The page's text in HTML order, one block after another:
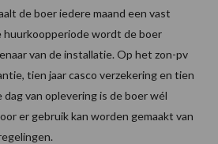
de boer iedere maand een vast
huurkoopperiode wordt de boer
van de installatie. Op het zon-pv
tien jaar casco verzekering en tien
dag van oplevering is de boer wél
er gebruik kan worden gemaakt van